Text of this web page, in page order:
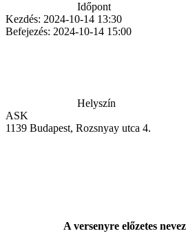
Időpont
Kezdés: 2024-10-14 13:30
Befejezés: 2024-10-14 15:00
Helyszín
ASK
1139 Budapest, Rozsnyay utca 4.
A versenyre előzetes